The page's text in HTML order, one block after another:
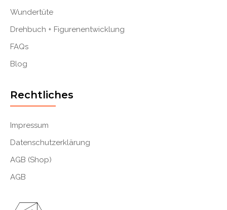
Wundertüte
Drehbuch + Figurenentwicklung
FAQs
Blog
Rechtliches
Impressum
Datenschutzerklärung
AGB (Shop)
AGB